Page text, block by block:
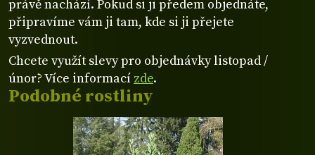
Podobné rostliny
právě nachází. Pokud si ji předem objednáte,
připravíme vám ji tam, kde si ji přejete
vyzvednout.
Chcete využít slevy pro objednávky listopad /
únor? Více informací zde.